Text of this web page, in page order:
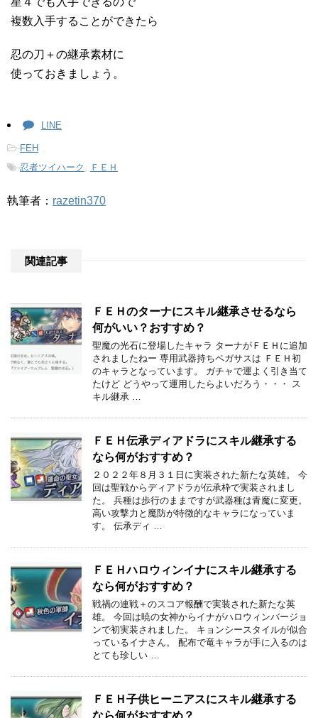
複数入手することができたら
忍の刀＋の継承素材に
使っておきましょう。
LINE
-FEH
-忍者ツイハーク ＦＥＨ
執筆者： razetin370
関連記事
ＦＥＨのターナにスキル継承させるなら
何がいい？おすすめ？
聖魔の光石に登場したキャラ ターナがＦＥＨに追加
されましたねー 専用武器持ちペガサスは ＦＥＨ初
のキャラとなっています。 ガチャで運よく引き当て
たけど どうやって運用したらよいだろう・・・ ス
キル継承 …
ＦＥＨ伝承ディアドラにスキル継承する
なら何がおすすめ？
２０２２年８月３１日に実装された新たな英雄。 今
回は聖戦からディアドラが伝承枠で実装されまし
た。 兵種は歩行のままですが武器種は青魔に変更。
高い攻撃力と魔防が特徴的なキャラになっていま
す。 伝承ディ …
ＦＥＨハロウィンイナにスキル継承する
なら何がおすすめ？
戦禍の連戦＋のスコア報酬で実装された新たな英
雄。 今回は暁の女神からイナがハロウィンバージョ
ンで初実装されました。 キョンシースタイルが似合
っているイナさん。 配布で竜キャラが手に入るのは
とても珍しい …
ＦＥＨ子供ヒーニアスにスキル継承する
なら何がおすすめ？